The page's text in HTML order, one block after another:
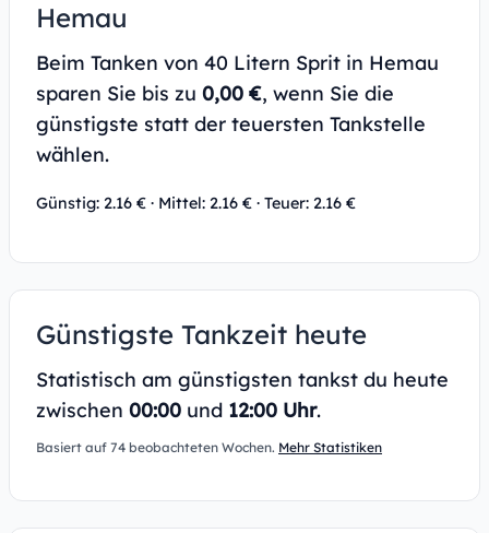
Hemau
Beim Tanken von 40 Litern Sprit in Hemau
sparen Sie bis zu 0,00 €, wenn Sie die
günstigste statt der teuersten Tankstelle
wählen.
Günstig: 2.16 € · Mittel: 2.16 € · Teuer: 2.16 €
Günstigste Tankzeit heute
Statistisch am günstigsten tankst du heute
zwischen 00:00 und 12:00 Uhr.
Basiert auf 74 beobachteten Wochen. Mehr Statistiken